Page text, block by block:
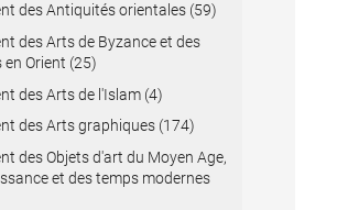
des Antiquités orientales (59)
des Arts de Byzance et des
Orient (25)
des Arts de l'Islam (4)
des Arts graphiques (174)
des Objets d'art du Moyen Age,
et des temps modernes